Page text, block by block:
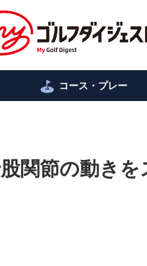
コース・プレー
関節の動き